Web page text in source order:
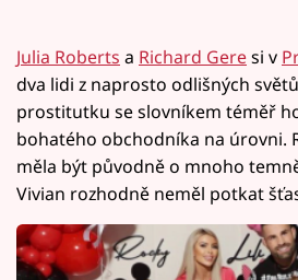
Julia Roberts a Richard Geresi v
dva lidi z naprosto odlišných
prostitutku se slovníkem téměř
bohatého obchodníka na úrovni.
měla být původně o mnoho
Vivian rozhodně neměl potkat